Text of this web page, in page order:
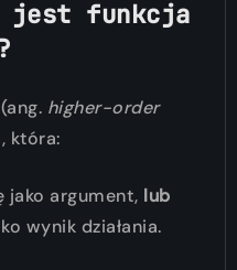
jest funkcja
higher-order
która:
jako argument, lub
wynik działania.